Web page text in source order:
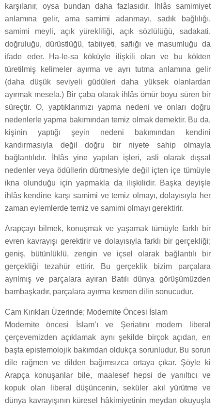
karşılanır, oysa bundan daha fazlasıdır. İhlâs samimiyet
anlamına gelir, ama samimi adanmayı, sadık bağlılığı,
samimi meyli, açık yürekliliği, açık sözlülüğü, sadakati,
doğruluğu, dürüstlüğü, tabiiyeti, saflığı ve masumluğu da
ifade eder. Ha-le-sa köküyle ilişkili olan ve bu kökten
türetilmiş kelimeler ayırma ve ayrı tutma anlamına gelir
(daha düşük seviyeli güdüleri daha yüksek olanlardan
ayırmak mesela.) Bir çaba olarak ihlâs ömür boyu süren bir
süreçtir. O, yaptıklarımızı yapma nedeni ve onları doğru
nedenlerle yapma bakımından temiz olmak demektir. Bu da,
kişinin yaptığı şeyin nedeni bakımından kendini
kandırmasıyla değil doğru bir niyete sahip olmayla
bağlantılıdır. İhlâs yine yapılan işleri, asli olarak dışsal
nedenler veya ödüllerin dürtmesiyle değil içten içe tümüyle
ikna olunduğu için yapmakla da ilişkilidir. Başka deyişle
ihlâs kendine karşı samimi ve temiz olmayı, dolayısıyla her
zaman eylemlerde temiz ve samimi olmayı gerektirir.
Arapçayı bilmek, konuşmak ve yaşamak tümüyle farklı bir
evren kavrayışı gerektirir ve dolayısıyla farklı bir gerçekliği;
geniş, bütünlüklü, zengin ve içsel olarak bağlantılı bir
gerçekliği tezahür ettirir. Bu gerçeklik bizim parçalara
ayrılmış ve parçalara ayıran Batılı dünya görüşümüzden
bambaşkadır, parçalara ayırma kısmen dilin sonucudur.
Cam Kırıkları Üzerinde; Modernite Öncesi İslam
Modernite öncesi İslam’ı ve Şeriatını modern liberal
çerçevemizden açıklamak aynı şekilde birçok açıdan, en
başta epistemolojik bakımdan oldukça sorunludur. Bu sorun
dile rağmen ve dilden bağımsızca ortaya çıkar. Şöyle ki
Arapça konuşanlar bile, maalesef hepsi de yanıltıcı ve
kopuk olan liberal düşüncenin, seküler akıl yürütme ve
dünya kavrayışının küresel hâkimiyetinin meydan okuyuşla